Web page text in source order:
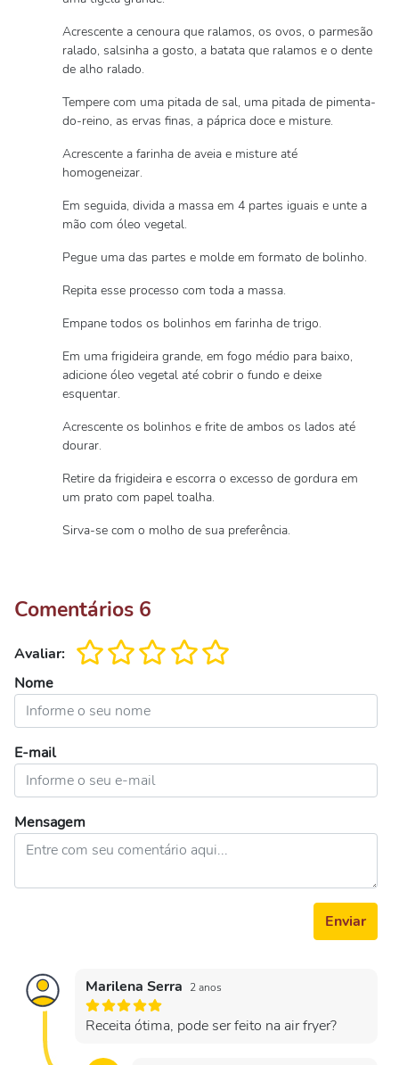
Acrescente a cenoura que ralamos, os ovos, o parmesão
ralado, salsinha a gosto, a batata que ralamos e o dente
de alho ralado.
Tempere com uma pitada de sal, uma pitada de pimenta-
do-reino, as ervas finas, a páprica doce e misture.
Acrescente a farinha de aveia e misture até
homogeneizar.
Em seguida, divida a massa em 4 partes iguais e unte a
mão com óleo vegetal.
Pegue uma das partes e molde em formato de bolinho.
Repita esse processo com toda a massa.
Empane todos os bolinhos em farinha de trigo.
Em uma frigideira grande, em fogo médio para baixo,
adicione óleo vegetal até cobrir o fundo e deixe
esquentar.
Acrescente os bolinhos e frite de ambos os lados até
dourar.
Retire da frigideira e escorra o excesso de gordura em
um prato com papel toalha.
Sirva-se com o molho de sua preferência.
Comentários 6
Avaliar:
Nome
E-mail
Mensagem
Enviar
Marilena Serra 2 anos
Receita ótima, pode ser feito na air fryer?